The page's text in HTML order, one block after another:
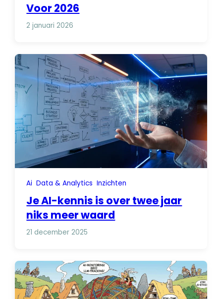
Voor 2026
2 januari 2026
Ai Data & Analytics Inzichten
Je AI-kennis is over twee jaar
niks meer waard
21 december 2025